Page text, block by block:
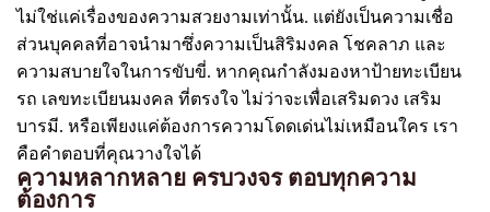
ไม่ใช่แค่เรื่องของความสวยงามเท่านั้น. แต่ยังเป็นความเชื่อ
ส่วนบุคคลที่อาจนำมาซึ่งความเป็นสิริมงคล โชคลาภ และ
ความสบายใจในการขับขี่. หากคุณกำลังมองหาป้ายทะเบียน
รถ เลขทะเบียนมงคล ที่ตรงใจ ไม่ว่าจะเพื่อเสริมดวง เสริม
บารมี. หรือเพียงแค่ต้องการความโดดเด่นไม่เหมือนใคร เรา
คือคำตอบที่คุณวางใจได้
ความหลากหลาย ครบวงจร ตอบทุกความ
ต้องการ